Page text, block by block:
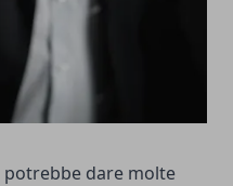
potrebbe dare molte